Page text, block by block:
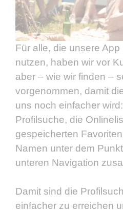
Für alle, die unsere
nutzen, haben wir vor
aber – wie wir finden –
vorgenommen, damit
uns noch einfacher
Profilsuche, die
gespeicherten
Namen unter dem
unteren Navigation
Damit sind die
einfacher zu erreichen